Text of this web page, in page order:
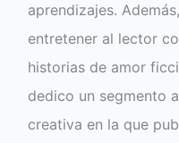
aprendizajes.
entretener al lector
historias de amor
dedico un segmento
creativa en la que